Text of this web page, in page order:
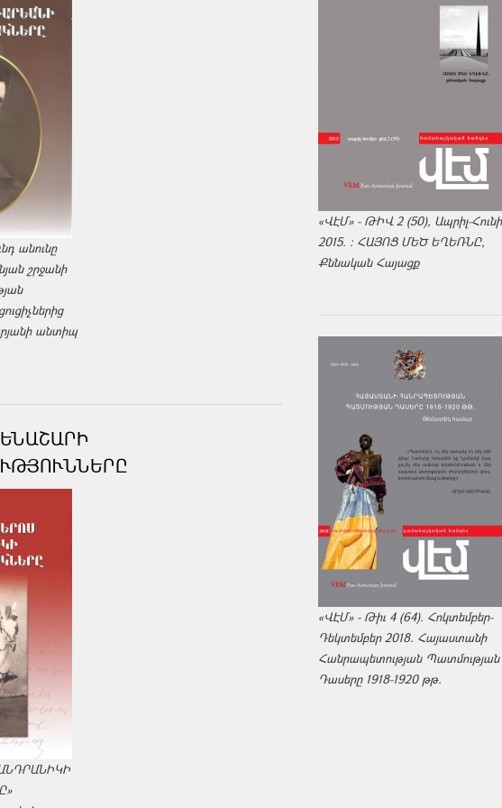
անունը
շրջանի
անտիպ
«ՎԷՄ» - ԹԻՎ 2 (50), Ապրիլ-
2015. : ՀԱՅՈՑ ՄԵԾ ԵՂԵՌՆԸ,
Քննական Հայացք
«ՎԷՄ» - Թիւ 4 (64). Հոկտեմբեր-
Դեկտեմբեր 2018. Հայաստանի
Հանրապետության Պատմության
Դասերը 1918-1920 թթ.